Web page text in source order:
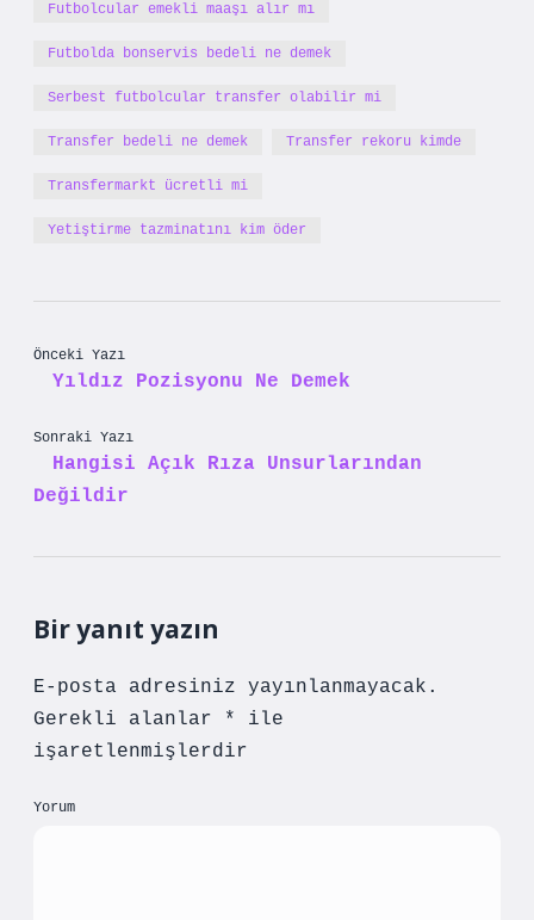
Futbolcular emekli maaşı alır mı
Futbolda bonservis bedeli ne demek
Serbest futbolcular transfer olabilir mi
Transfer bedeli ne demek Transfer rekoru kimde
Transfermarkt ücretli mi
Yetiştirme tazminatını kim öder
Önceki Yazı
Yıldız Pozisyonu Ne Demek
Sonraki Yazı
Hangisi Açık Rıza Unsurlarından
Değildir
Bir yanıt yazın
E-posta adresiniz yayınlanmayacak.
Gerekli alanlar
*
ile
işaretlenmişlerdir
Yorum